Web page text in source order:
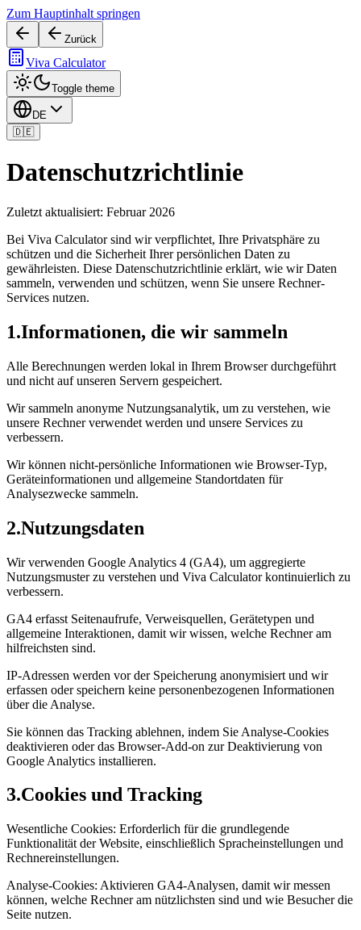
Zum Hauptinhalt springen
Zurück
Viva Calculator
Toggle theme
DE
🇩🇪
Datenschutzrichtlinie
Zuletzt aktualisiert: Februar 2026
Bei Viva Calculator sind wir verpflichtet, Ihre Privatsphäre zu
schützen und die Sicherheit Ihrer persönlichen Daten zu
gewährleisten. Diese Datenschutzrichtlinie erklärt, wie wir Daten
sammeln, verwenden und schützen, wenn Sie unsere Rechner-
Services nutzen.
1.Informationen, die wir sammeln
Alle Berechnungen werden lokal in Ihrem Browser durchgeführt
und nicht auf unseren Servern gespeichert.
Wir sammeln anonyme Nutzungsanalytik, um zu verstehen, wie
unsere Rechner verwendet werden und unsere Services zu
verbessern.
Wir können nicht-persönliche Informationen wie Browser-Typ,
Geräteinformationen und allgemeine Standortdaten für
Analysezwecke sammeln.
2.Nutzungsdaten
Wir verwenden Google Analytics 4 (GA4), um aggregierte
Nutzungsmuster zu verstehen und Viva Calculator kontinuierlich zu
verbessern.
GA4 erfasst Seitenaufrufe, Verweisquellen, Gerätetypen und
allgemeine Interaktionen, damit wir wissen, welche Rechner am
hilfreichsten sind.
IP-Adressen werden vor der Speicherung anonymisiert und wir
erfassen oder speichern keine personenbezogenen Informationen
über die Analyse.
Sie können das Tracking ablehnen, indem Sie Analyse-Cookies
deaktivieren oder das Browser-Add-on zur Deaktivierung von
Google Analytics installieren.
3.Cookies und Tracking
Wesentliche Cookies: Erforderlich für die grundlegende
Funktionalität der Website, einschließlich Spracheinstellungen und
Rechnereinstellungen.
Analyse-Cookies: Aktivieren GA4-Analysen, damit wir messen
können, welche Rechner am nützlichsten sind und wie Besucher die
Seite nutzen.